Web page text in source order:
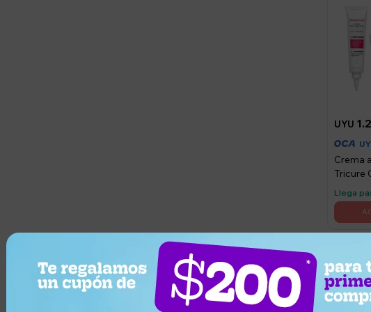
UYU
Crema
Tricure
Llega
¿Por qué elegir este producto?